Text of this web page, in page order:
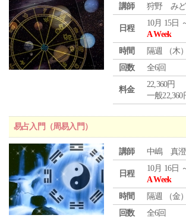
講師 狩野 みど
日程
10月 15日
A Week
時間
隔週 （木
回数
全6回
料金
22,360円
一般22,360
易占入門（周易入門）
講師 中嶋 真澄
日程
10月 16日
A Week
時間
隔週 （金
回数
全6回